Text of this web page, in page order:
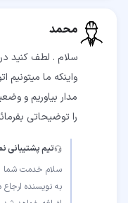
محمد
سلام . لطف کنید
واینکه ما
مدار بیاوریم و
را توضیحاتی
تیم پشتیبانی
به نویسنده